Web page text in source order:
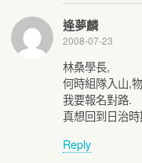
逄夢麟
2008-07-23
林桑學長,
何時組隊入山,
我要報名對路.
真想回到日治
Reply